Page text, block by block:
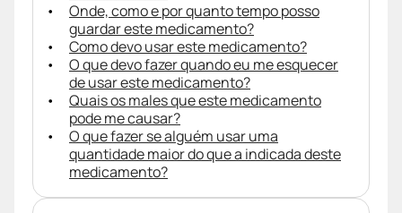
Onde, como e por quanto tempo posso
guardar este medicamento?
Como devo usar este medicamento?
O que devo fazer quando eu me esquecer
de usar este medicamento?
Quais os males que este medicamento
pode me causar?
O que fazer se alguém usar uma
quantidade maior do que a indicada deste
medicamento?